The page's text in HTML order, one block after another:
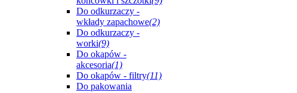
Do odkurzaczy -
wkłady zapachowe(2)
Do odkurzaczy -
worki(9)
Do okapów -
akcesoria(1)
Do okapów - filtry(11)
Do pakowania